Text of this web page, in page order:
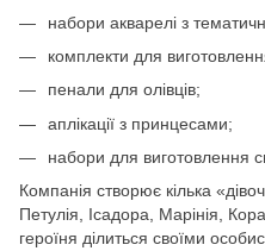
набори акварелі з
комплекти для
пенали для олівців;
аплікації з принцесами;
набори для виготовлення
Компанія створює кілька
Петулія, Ісадора, Марінія,
героїня ділиться своїми